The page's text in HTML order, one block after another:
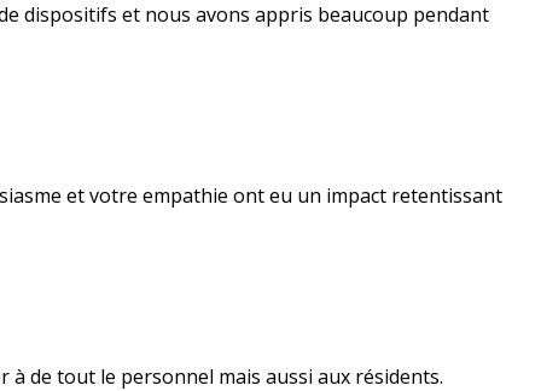
dispositifs et nous avons appris beaucoup pendant
et votre empathie ont eu un impact retentissant
de tout le personnel mais aussi aux résidents.